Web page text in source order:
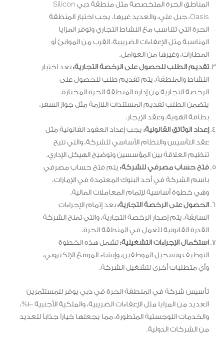
المناطق الحرة المتخصصة مثل منطقة دبي Silicon
Oasis، جبل علي، والعديد غيرها. يجب اختيار المنطقة
الحرة التي تتناسب مع النشاط التجاري وتوفر المزايا
المناسبة مثل الإعفاءات الضريبية، القرب من الموانئ أو
المطارات، وغيرها من العوامل.
تقديم الطلب للحصول على الرخصة التجارية:بعد اختيار
النشاط والمنطقة، يتم تقديم طلب للحصول على
الرخصة التجارية من إدارة المنطقة الحرة المختارة.
يتضمن الطلب تقديم المستندات اللازمة مثل جواز السفر،
بطاقة الهوية، وعقد الإيجار.
إعداد الوثائق القانونية: يجب إعداد العقود القانونية مثل
عقد التأسيس والنظام الأساسي للشركة، والتي تتيح
تنظيم العلاقة بين المؤسسين وتوضيح الهيكل الإداري.
فتح حساب مصرفي للشركة: يتم فتح حساب مصرفي
باسم الشركة في أحد البنوك المعتمدة في الإمارات،
وهي خطوة أساسية لإتمام المعاملات المالية.
الحصول على الرخصة التجارية:بعد إتمام الإجراءات
السابقة، يتم إصدار الرخصة التجارية، والتي تمنح الشركة
القدرة القانونية للعمل في المنطقة الحرة.
استكمال الإجراءات التشغيلية:تشمل هذه الخطوة
التوظيف وتسجيل الموظفين، وإنشاء الموقع الإلكتروني،
وأي متطلبات أخرى لتشغيل الشركة.
تأسيس شركة في المنطقة الحرة في دبي يوفر للمستثمرين
العديد من المزايا مثل الإعفاءات الضريبية، والملكية الأجنبية 100%،
والخدمات اللوجستية المتطورة، مما يجعلها خياراً جذاباً للعديد
من الشركات الدولية.